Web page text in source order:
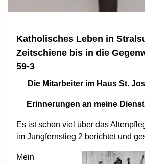
Katholisches Leben in
Zeitschiene bis in die
59-3
Die Mitarbeiter im Haus St.
Erinnerungen an meine
Es ist schon viel über das
im Jungfernstieg 2 berichtet und
Mein